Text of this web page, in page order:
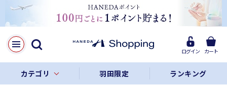
ログイン カート
カテゴリ 羽田限定 ランキング
LINE
Facebook
リンクをコピー